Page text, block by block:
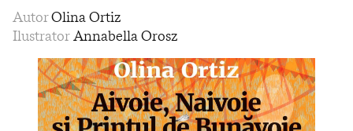
AutorOlina Ortiz
IlustratorAnnabella Orosz